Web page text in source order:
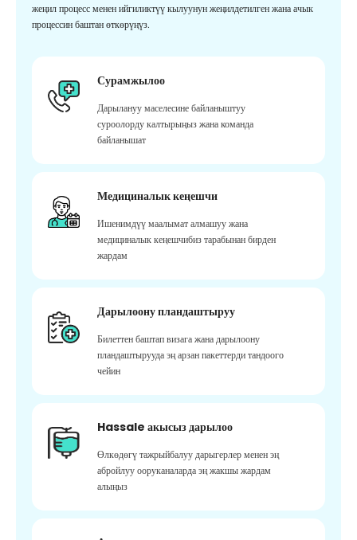
жеңил процесс менен ийгиликтүү кылуунун жеңилдетилген жана ачык
процессин баштан өткөрүңүз.
Сурамжылоо
Дарылануу маселесине байланыштуу
суроолорду калтырыңыз жана команда
байланышат
Медициналык кеңешчи
Ишенимдүү маалымат алмашуу жана
медициналык кеңешчибиз тарабынан бирден
жардам
Дарылоону пландаштыруу
Билеттен баштап визага жана дарылоону
пландаштырууда эң арзан пакеттерди тандоого
чейин
Hassale акысыз дарылоо
Өлкөдөгү тажрыйбалуу дарыгерлер менен эң
абройлуу ооруканаларда эң жакшы жардам
алыңыз